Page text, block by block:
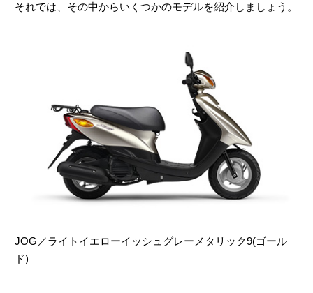
それでは、その中からいくつかのモデルを紹介しましょう。
JOG／ライトイエローイッシュグレーメタリック9(ゴール
ド)